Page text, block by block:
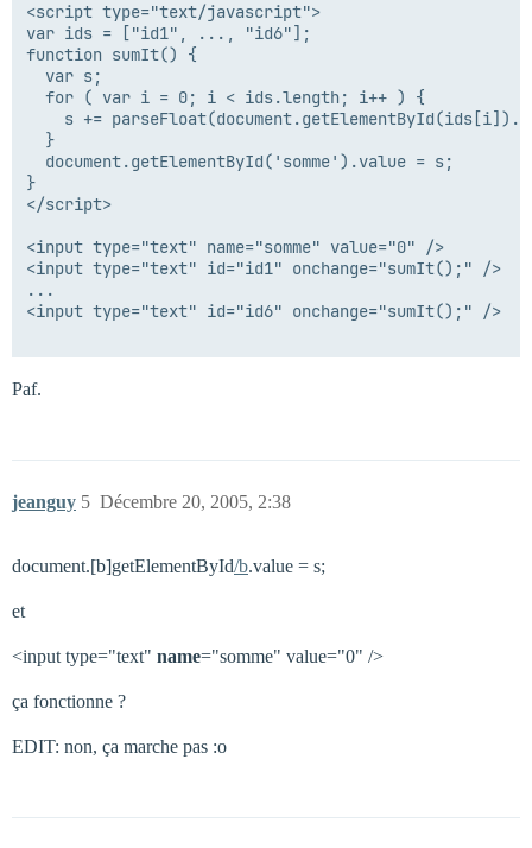
<script type="text/javascript">
var ids = ["id1", ..., "id6"];
function sumIt() {
  var s;
  for ( var i = 0; i < ids.length; i++ ) {
s +=
  }
  document.getElementById('somme').value = s;
}
</script>
<input type="text" name="somme" value="0" />
<input type="text" id="id1" onchange="sumIt();" />
...
<input type="text" id="id6" onchange="sumIt();" />
Paf.
jeanguy Décembre 20, 2005, 2:38
5
document.[b]getElementById/b.value = s;
et
<input type="text" name="somme" value="0" />
ça fonctionne ?
EDIT: non, ça marche pas :o